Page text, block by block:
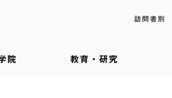
訪問者別
院 教育・研究